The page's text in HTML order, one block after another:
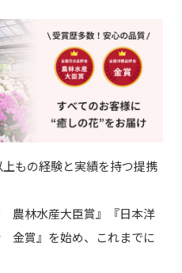
もの経験と実績を持つ提携
林水産大臣賞』『日本洋
賞』を始め、これまでに